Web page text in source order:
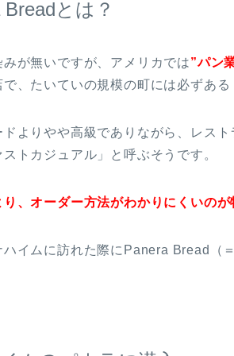
Breadとは？
みが無いですが、アメリカでは”パン
、たいていの規模の町には必ずある
ドよりやや高級でありながら、レス
ストカジュアル」 と呼ぶそうです。
、オーダー方法がわかりにくいのが
ハイムに訪れた際にPanera Bread（